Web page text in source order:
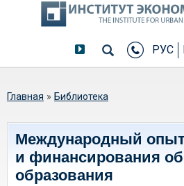
РУС
Вы здесь
Главная » Библиотека
Международный опыт
и финансирования
образования